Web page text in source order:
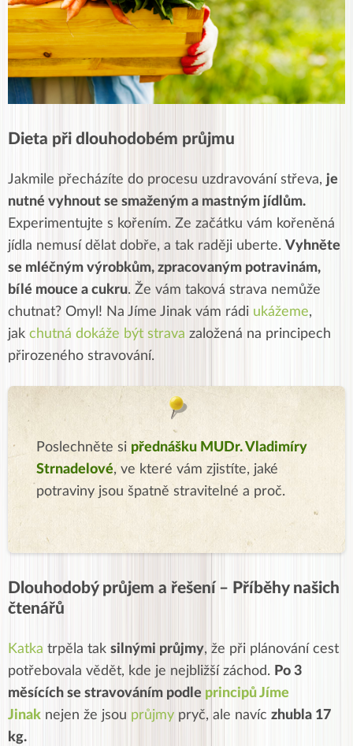
Dieta při dlouhodobém průjmu
Jakmile přecházíte do procesu uzdravování střeva, je
nutné vyhnout se smaženým a mastným jídlům.
Experimentujte s kořením. Ze začátku vám kořeněná
jídla nemusí dělat dobře, a tak raději uberte. Vyhněte
se mléčným výrobkům, zpracovaným potravinám,
bílé mouce a cukru. Že vám taková strava nemůže
chutnat? Omyl! Na Jíme Jinak vám rádi ukážeme,
jak chutná dokáže být strava založená na principech
přirozeného stravování.
Poslechněte si přednášku MUDr. Vladimíry
Strnadelové, ve které vám zjistíte, jaké
potraviny jsou špatně stravitelné a proč.
Dlouhodobý průjem a řešení – Příběhy našich
čtenářů
Katka trpěla tak silnými průjmy, že při plánování cest
potřebovala vědět, kde je nejbližší záchod. Po 3
měsících se stravováním podle principů Jíme
Jinak nejen že jsou průjmy pryč, ale navíc zhubla 17
kg.